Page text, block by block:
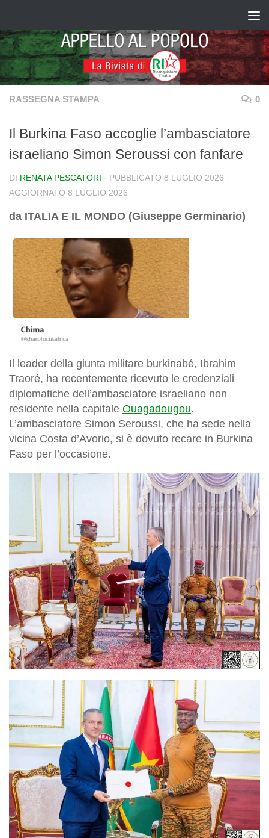
RASSEGNA STAMPA 0
Il Burkina Faso accoglie l’ambasciatore
israeliano Simon Seroussi con fanfare
DI RENATA PESCATORI · PUBBLICATO 8 LUGLIO 2026 ·
AGGIORNATO 8 LUGLIO 2026
da ITALIA E IL MONDO (Giuseppe Germinario)
Il leader della giunta militare burkinabé, Ibrahim
Traoré, ha recentemente ricevuto le credenziali
diplomatiche dell’ambasciatore israeliano non
residente nella capitale Ouagadougou.
L’ambasciatore Simon Seroussi, che ha sede nella
vicina Costa d’Avorio, si è dovuto recare in Burkina
Faso per l’occasione.